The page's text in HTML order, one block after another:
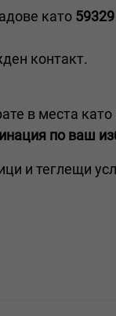
като
контакт.
в места като
по ваш
и теглещи